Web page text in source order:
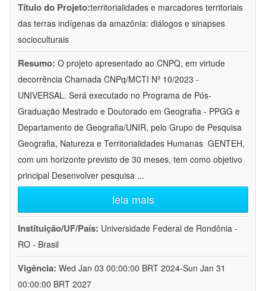
Título do Projeto:territorialidades e marcadores territoriais
das terras indígenas da amazônia: diálogos e sinapses
socioculturais
Resumo: O projeto apresentado ao CNPQ, em virtude
decorrência Chamada CNPq/MCTI Nº 10/2023 -
UNIVERSAL. Será executado no Programa de Pós-
Graduação Mestrado e Doutorado em Geografia - PPGG e
Departamento de Geografia/UNIR, pelo Grupo de Pesquisa
Geografia, Natureza e Territorialidades Humanas  GENTEH,
com um horizonte previsto de 30 meses, tem como objetivo
principal Desenvolver pesquisa ...
leia mais
Instituição/UF/País: Universidade Federal de Rondônia -
RO - Brasil
Vigência: Wed Jan 03 00:00:00 BRT 2024-Sun Jan 31
00:00:00 BRT 2027